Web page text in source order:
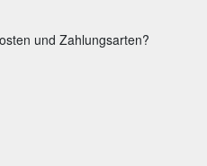
und Zahlungsarten?